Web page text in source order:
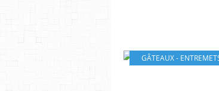
GÂTEAUX -